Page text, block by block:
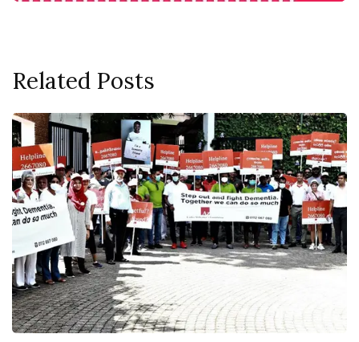
Related Posts